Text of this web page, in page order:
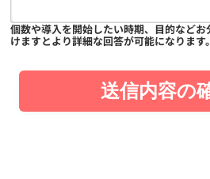
個数や導入を開始したい時期、目的など
けますとより詳細な回答が可能になります。
送信内容の